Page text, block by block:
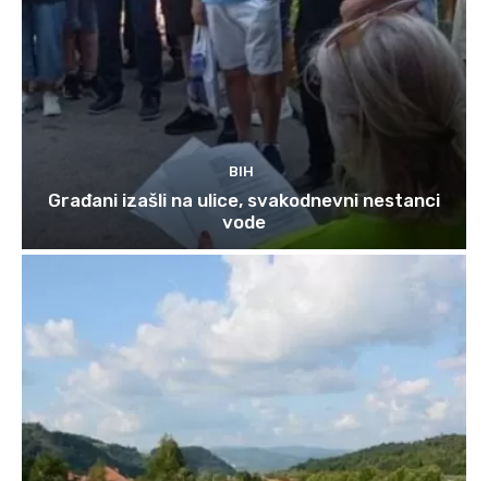
BIH
Građani izašli na ulice, svakodnevni nestanci
vode